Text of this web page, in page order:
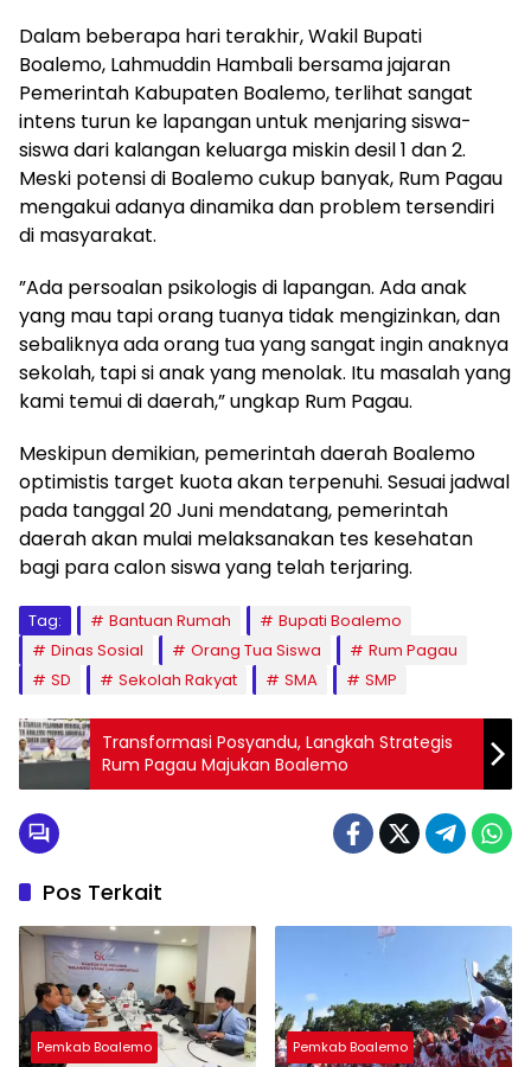
​​Dalam beberapa hari terakhir, Wakil Bupati
Boalemo, Lahmuddin Hambali bersama jajaran
Pemerintah Kabupaten Boalemo, terlihat sangat
intens turun ke lapangan untuk menjaring siswa-
siswa dari kalangan keluarga miskin desil 1 dan 2.
Meski potensi di Boalemo cukup banyak, Rum Pagau
mengakui adanya dinamika dan problem tersendiri
di masyarakat.
​”Ada persoalan psikologis di lapangan. Ada anak
yang mau tapi orang tuanya tidak mengizinkan, dan
sebaliknya ada orang tua yang sangat ingin anaknya
sekolah, tapi si anak yang menolak. Itu masalah yang
kami temui di daerah,” ungkap Rum Pagau.
​Meskipun demikian, pemerintah daerah Boalemo
optimistis target kuota akan terpenuhi. Sesuai jadwal
pada tanggal 20 Juni mendatang, pemerintah
daerah akan mulai melaksanakan tes kesehatan
bagi para calon siswa yang telah terjaring.
Tag: Bantuan Rumah
Bupati Boalemo
Dinas Sosial
Orang Tua Siswa
Rum Pagau
SD
Sekolah Rakyat SMA SMP
Transformasi Posyandu, Langkah Strategis
Rum Pagau Majukan Boalemo
Pos Terkait
Pemkab Boalemo Pemkab Boalemo